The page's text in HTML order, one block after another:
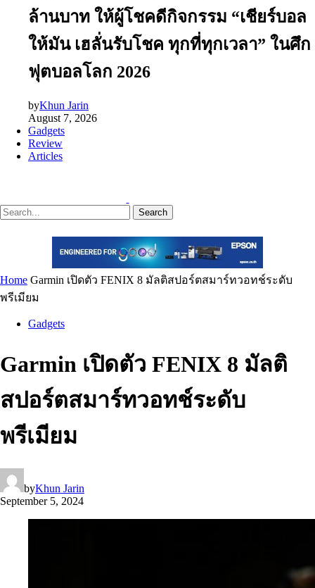
ล้านบาท ให้ผู้โชคดีกิจกรรม “เชียร์บอล
ให้มัน เฮลั่นรับโชค ทุกที่ทุกเวลา” ในศึก
ฟุตบอลโลก 2026
byKhun Jarin
August 7, 2026
Gadgets
Review
Articles
Search
Home Garmin เปิดตัว FENIX 8 มัลติสปอร์ตสมาร์ทวอทช์ระดับ
พรีเมียม
Gadgets
Garmin เปิดตัว FENIX 8 มัลติ
สปอร์ตสมาร์ทวอทช์ระดับ
พรีเมียม
byKhun Jarin
September 5, 2024